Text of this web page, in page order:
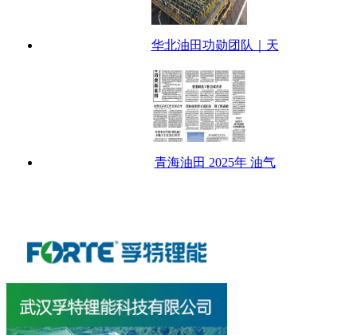
华北油田功勋团队｜天
青海油田 2025年 油气